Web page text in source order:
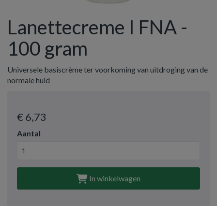
Lanettecreme I FNA -
100 gram
Universele basiscrème ter voorkoming van uitdroging van de
normale huid
€ 6,73
Aantal
In winkelwagen